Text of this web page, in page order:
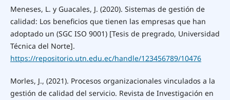
Meneses, L. y Guacales, J. (2020). Sistemas de gestión de
calidad: Los beneficios que tienen las empresas que han
adoptado un (SGC ISO 9001) [Tesis de pregrado, Universidad
Técnica del Norte].
https://repositorio.utn.edu.ec/handle/123456789/10476
Morles, J., (2021). Procesos organizacionales vinculados a la
gestión de calidad del servicio. Revista de Investigación en